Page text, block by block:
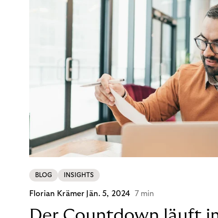
BLOG INSIGHTS
Florian Krämer Jän. 5, 2024 7 min